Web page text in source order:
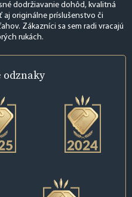
dodržiavanie dohôd, kvalitná
originálne príslušenstvo či
Zákazníci sa sem radi vracajú
rukách.
odznaky